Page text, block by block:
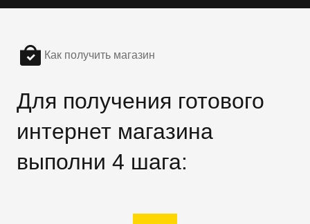
Как получить магазин
Для получения готового
интернет магазина
выполни 4 шага: